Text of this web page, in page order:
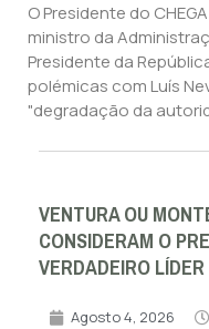
O Presidente do
ministro da
Presidente da
polémicas com Luís
"degradação da
VENTURA OU
CONSIDERAM O
VERDADEIRO
Agosto 4, 2026